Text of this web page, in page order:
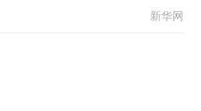
新华网